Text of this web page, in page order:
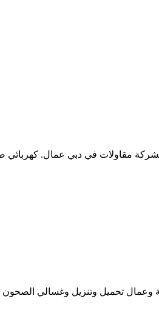
مقاولات في دبي عمال. كهربائي صباغ